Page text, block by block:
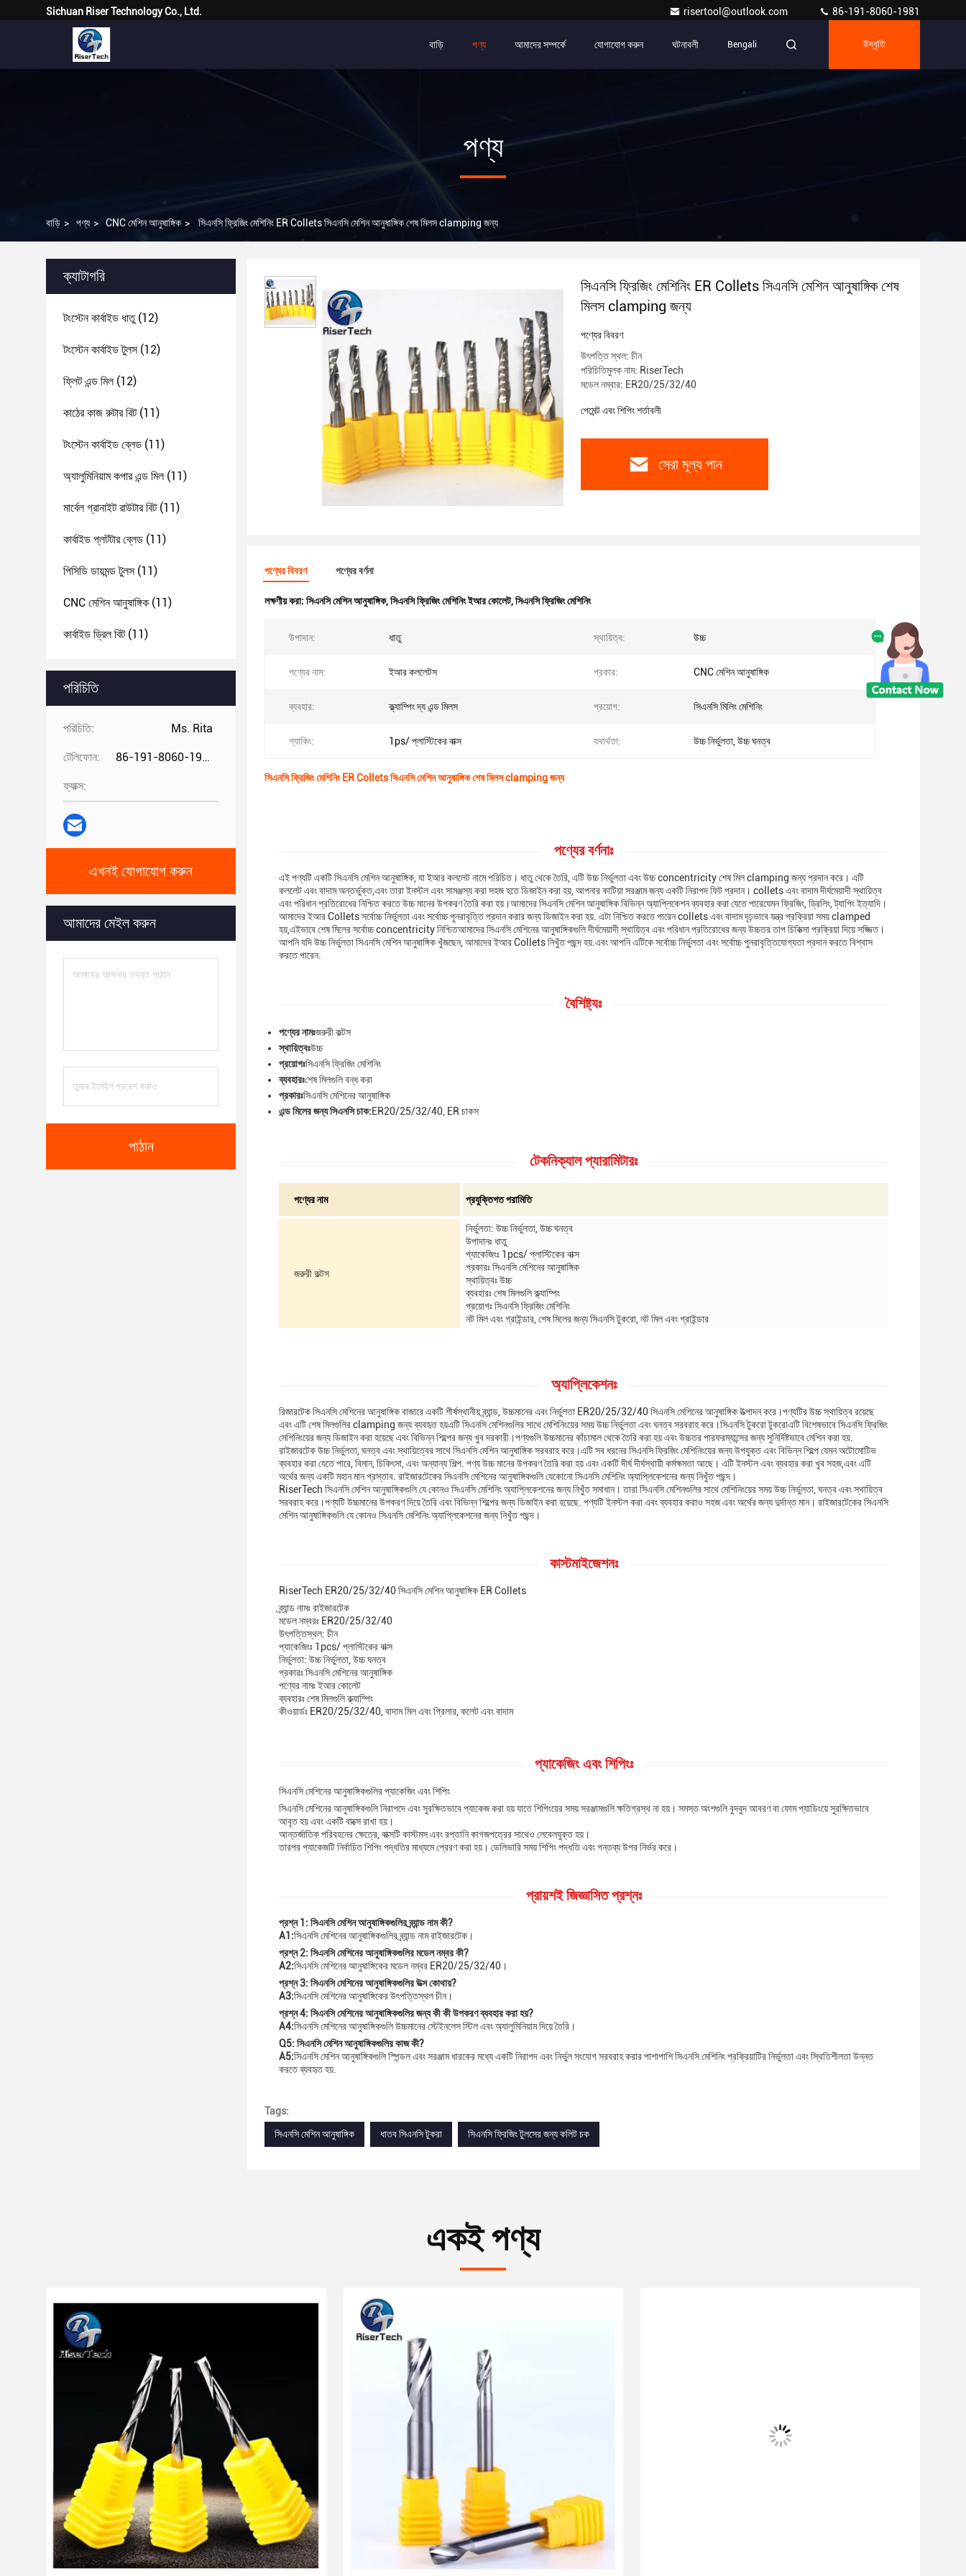
Sichuan Riser Technology Co., Ltd. risertool@outlook.com 86-191-8060-1981
বাড়ি পণ্য আমাদের সম্পর্কে যোগাযোগ করুন ঘটনাবলী Bengali উদ্ধৃতি
পণ্য
বাড়ি > পণ্য > CNC মেশিন আনুষাঙ্গিক > সিএনসি ফ্রিজিং মেশিনিং ER Collets সিএনসি মেশিন আনুষাঙ্গিক শেষ মিলস clamping জন্য
ক্যাটাগরি
টংস্টেন কার্বাইড ধাতু(12)
টংস্টেন কার্বাইড টুলস(12)
ফ্লিট এন্ড মিল(12)
কাঠের কাজ রুটার বিট(11)
টংস্টেন কার্বাইড ব্লেড (11)
অ্যালুমিনিয়াম কপার এন্ড মিল(11)
মার্বেল গ্রানাইট রাউটার বিট(11)
কার্বাইড প্লটটার ব্লেড (11)
পিসিডি ডায়মন্ড টুলস(11)
CNC মেশিন আনুষাঙ্গিক (11)
কার্বাইড ড্রিল বিট(11)
পরিচিতি
পরিচিতি: Ms. Rita
টেলিফোন: 86-191-8060-1981
ফ্যাক্স:
এখনই যোগাযোগ করুন
আমাদের মেইল ​​করুন
পাঠান
সিএনসি ফ্রিজিং মেশিনিং ER Collets সিএনসি মেশিন আনুষাঙ্গিক শেষ
মিলস clamping জন্য
পণ্যের বিবরণ
উৎপত্তি স্থল: চীন
পরিচিতিমুলক নাম: RiserTech
মডেল নম্বার: ER20/25/32/40
পেমেন্ট এবং শিপিং শর্তাবলী
সেরা মূল্য পান
পণ্যের বিবরণ পণ্যের বর্ণনা
লক্ষণীয় করা: সিএনসি মেশিন আনুষাঙ্গিক,সিএনসি ফ্রিজিং মেশিনিং ইআর কোলেট,সিএনসি ফ্রিজিং মেশিনিং
উপাদান: ধাতু স্থায়িত্ব: উচ্চ
পণ্যের নাম: ইআর কললেটস প্রকার: CNC মেশিন আনুষাঙ্গিক
ব্যবহার: ক্ল্যাম্পিং দ্য এন্ড মিলস প্রয়োগ: সিএনসি মিলিং মেশিনিং
প্যাকিং: 1ps/ প্লাস্টিকের বাক্স যথার্থতা: উচ্চ নির্ভুলতা, উচ্চ ঘনত্ব
সিএনসি ফ্রিজিং মেশিনিং ER Collets সিএনসি মেশিন আনুষাঙ্গিক শেষ মিলস clamping জন্য
পণ্যের বর্ণনাঃ
এই পণ্যটি একটি সিএনসি মেশিন আনুষাঙ্গিক, যা ইআর কললেট নামে পরিচিত। ধাতু থেকে তৈরি, এটি উচ্চ নির্ভুলতা এবং উচ্চ concentricity শেষ মিল clamping জন্য প্রদান করে। এটি
কললেট এবং বাদাম অন্তর্ভুক্ত,এবং তারা ইনস্টল এবং সামঞ্জস্য করা সহজ হতে ডিজাইন করা হয়, আপনার কাটিয়া সরঞ্জাম জন্য একটি নিরাপদ ফিট প্রদান। collets এবং বাদাম দীর্ঘমেয়াদী স্থায়িত্ব
এবং পরিধান প্রতিরোধের নিশ্চিত করতে উচ্চ মানের উপকরণ তৈরি করা হয়।আমাদের সিএনসি মেশিন আনুষাঙ্গিক বিভিন্ন অ্যাপ্লিকেশন ব্যবহার করা যেতে পারেযেমন ফ্রিজিং, ড্রিলিং, ট্যাপিং ইত্যাদি।
আমাদের ইআর Collets সর্বোচ্চ নির্ভুলতা এবং সর্বোচ্চ পুনরাবৃত্তি প্রদান করার জন্য ডিজাইন করা হয়. এটা নিশ্চিত করতে পারেন collets এবং বাদাম দৃঢ়ভাবে যন্ত্র প্রক্রিয়া সময় clamped
হয়,এইভাবে শেষ মিলের সর্বোচ্চ concentricity নিশ্চিতআমাদের সিএনসি মেশিনের আনুষাঙ্গিকগুলি দীর্ঘমেয়াদী স্থায়িত্ব এবং পরিধান প্রতিরোধের জন্য উচ্চতর তাপ চিকিত্সা প্রক্রিয়া দিয়ে সজ্জিত।
আপনি যদি উচ্চ নির্ভুলতা সিএনসি মেশিন আনুষাঙ্গিক খুঁজছেন, আমাদের ইআর Collets নিখুঁত পছন্দ হয়.এবং আপনি এটিকে সর্বোচ্চ নির্ভুলতা এবং সর্বোচ্চ পুনরাবৃত্তিযোগ্যতা প্রদান করতে বিশ্বাস
করতে পারেন.
বৈশিষ্ট্যঃ
পণ্যের নামঃজরুরী কল্টস
স্থায়িত্বঃউচ্চ
প্রয়োগঃসিএনসি ফ্রিজিং মেশিনিং
ব্যবহারঃশেষ মিলগুলি বন্ধ করা
প্রকারঃসিএনসি মেশিনের আনুষাঙ্গিক
এন্ড মিলের জন্য সিএনসি চাক:ER20/25/32/40, ER চাকস
টেকনিক্যাল প্যারামিটারঃ
পণ্যের নাম প্রযুক্তিগত পরামিতি
জরুরী কল্টস
নির্ভুলতা: উচ্চ নির্ভুলতা, উচ্চ ঘনত্ব
উপাদানঃ ধাতু
প্যাকেজিংঃ 1pcs/ প্লাস্টিকের বাক্স
প্রকারঃ সিএনসি মেশিনের আনুষাঙ্গিক
স্থায়িত্বঃ উচ্চ
ব্যবহারঃ শেষ মিলগুলি ক্ল্যাম্পিং
প্রয়োগঃ সিএনসি ফ্রিজিং মেশিনিং
নট মিল এবং গ্রাইন্ডার, শেষ মিলের জন্য সিএনসি টুকরো, নট মিল এবং গ্রাইন্ডার
অ্যাপ্লিকেশনঃ
রিজারটেক সিএনসি মেশিনের আনুষাঙ্গিক বাজারে একটি শীর্ষস্থানীয় ব্র্যান্ড, উচ্চমানের এবং নির্ভুলতা ER20/25/32/40 সিএনসি মেশিনের আনুষাঙ্গিক উত্পাদন করে।পণ্যটির উচ্চ স্থায়িত্ব রয়েছে
এবং এটি শেষ মিলগুলির clamping জন্য ব্যবহৃত হয়এটি সিএনসি মেশিনগুলির সাথে মেশিনিংয়ের সময় উচ্চ নির্ভুলতা এবং ঘনত্ব সরবরাহ করে।সিএনসি টুকরো টুকরোএটি বিশেষভাবে সিএনসি ফ্রিজিং
মেশিনিংয়ের জন্য ডিজাইন করা হয়েছে এবং বিভিন্ন শিল্পের জন্য খুব দরকারী।পণ্যগুলি উচ্চমানের কাঁচামাল থেকে তৈরি করা হয় এবং উচ্চতর পারফরম্যান্সের জন্য সুনির্দিষ্টভাবে মেশিন করা হয়.
রাইজারটেক উচ্চ নির্ভুলতা, ঘনত্ব এবং স্থায়িত্বের সাথে সিএনসি মেশিন আনুষাঙ্গিক সরবরাহ করে।এটি সব ধরনের সিএনসি ফ্রিজিং মেশিনিংয়ের জন্য উপযুক্ত এবং বিভিন্ন শিল্পে যেমন অটোমোটিভ
ব্যবহার করা যেতে পারে, বিমান, চিকিৎসা, এবং অন্যান্য শিল্প. পণ্য উচ্চ মানের উপকরণ তৈরি করা হয় এবং একটি দীর্ঘ দীর্ঘস্থায়ী কর্মক্ষমতা আছে। এটি ইনস্টল এবং ব্যবহার করা খুব সহজ,এবং এটি
অর্থের জন্য একটি মহান মান প্রস্তাব. রাইজারটেকের সিএনসি মেশিনের আনুষাঙ্গিকগুলি যেকোনো সিএনসি মেশিনিং অ্যাপ্লিকেশনের জন্য নিখুঁত পছন্দ।
RiserTech সিএনসি মেশিন আনুষাঙ্গিকগুলি যে কোনও সিএনসি মেশিনিং অ্যাপ্লিকেশনের জন্য নিখুঁত সমাধান। তারা সিএনসি মেশিনগুলির সাথে মেশিনিংয়ের সময় উচ্চ নির্ভুলতা, ঘনত্ব এবং স্থায়িত্ব
সরবরাহ করে।পণ্যটি উচ্চমানের উপকরণ দিয়ে তৈরি এবং বিভিন্ন শিল্পের জন্য ডিজাইন করা হয়েছে. পণ্যটি ইনস্টল করা এবং ব্যবহার করাও সহজ এবং অর্থের জন্য দুর্দান্ত মান। রাইজারটেকের সিএনসি
মেশিন আনুষাঙ্গিকগুলি যে কোনও সিএনসি মেশিনিং অ্যাপ্লিকেশনের জন্য নিখুঁত পছন্দ।
কাস্টমাইজেশনঃ
RiserTech ER20/25/32/40 সিএনসি মেশিন আনুষাঙ্গিক ER Collets
ব্র্যান্ড নামঃ রাইজারটেক
মডেল নম্বরঃ ER20/25/32/40
উৎপত্তিস্থল: চীন
প্যাকেজিংঃ 1pcs/ প্লাস্টিকের বাক্স
নির্ভুলতা: উচ্চ নির্ভুলতা, উচ্চ ঘনত্ব
প্রকারঃ সিএনসি মেশিনের আনুষাঙ্গিক
পণ্যের নামঃ ইআর কোলেট
ব্যবহারঃ শেষ মিলগুলি ক্ল্যাম্পিং
কীওয়ার্ডঃ ER20/25/32/40, বাদাম মিল এবং গ্রিলার, কলেট এবং বাদাম
প্যাকেজিং এবং শিপিংঃ
সিএনসি মেশিনের আনুষাঙ্গিকগুলির প্যাকেজিং এবং শিপিং
সিএনসি মেশিনের আনুষাঙ্গিকগুলি নিরাপদে এবং সুরক্ষিতভাবে প্যাকেজ করা হয় যাতে শিপিংয়ের সময় সরঞ্জামগুলি ক্ষতিগ্রস্থ না হয়। সমস্ত অংশগুলি বুদবুদ আবরণ বা ফোম প্যাডিংয়ে সুরক্ষিতভাবে
আবৃত হয় এবং একটি বাক্সে রাখা হয়।
আন্তর্জাতিক পরিবহনের ক্ষেত্রে, বাক্সটি কাস্টমস এবং রপ্তানি কাগজপত্রের সাথেও লেবেলযুক্ত হয়।
তারপর প্যাকেজটি নির্বাচিত শিপিং পদ্ধতির মাধ্যমে প্রেরণ করা হয়। ডেলিভারি সময় শিপিং পদ্ধতি এবং গন্তব্য উপর নির্ভর করে।
প্রায়শই জিজ্ঞাসিত প্রশ্নঃ
প্রশ্ন 1: সিএনসি মেশিন আনুষাঙ্গিকগুলির ব্র্যান্ড নাম কী?
A1:সিএনসি মেশিনের আনুষাঙ্গিকগুলির ব্র্যান্ড নাম রাইজারটেক।
প্রশ্ন 2: সিএনসি মেশিনের আনুষাঙ্গিকগুলির মডেল নম্বর কী?
A2:সিএনসি মেশিনের আনুষাঙ্গিকের মডেল নম্বর ER20/25/32/40।
প্রশ্ন 3: সিএনসি মেশিনের আনুষাঙ্গিকগুলির উত্স কোথায়?
A3:সিএনসি মেশিনের আনুষাঙ্গিকের উৎপত্তিস্থল চীন।
প্রশ্ন 4: সিএনসি মেশিনের আনুষাঙ্গিকগুলির জন্য কী কী উপকরণ ব্যবহার করা হয়?
A4:সিএনসি মেশিনের আনুষাঙ্গিকগুলি উচ্চমানের স্টেইনলেস স্টিল এবং অ্যালুমিনিয়াম দিয়ে তৈরি।
Q5: সিএনসি মেশিন আনুষাঙ্গিকগুলির কাজ কী?
A5:সিএনসি মেশিন আনুষাঙ্গিকগুলি স্পিন্ডল এবং সরঞ্জাম ধারকের মধ্যে একটি নিরাপদ এবং নির্ভুল সংযোগ সরবরাহ করার পাশাপাশি সিএনসি মেশিনিং প্রক্রিয়াটির নির্ভুলতা এবং স্থিতিশীলতা উন্নত
করতে ব্যবহৃত হয়.
Tags:
সিএনসি মেশিন আনুষাঙ্গিক
ধাতব সিএনসি টুকরা সিএনসি ফ্রিজিং টুলসের জন্য কলিট চক
একই পণ্য